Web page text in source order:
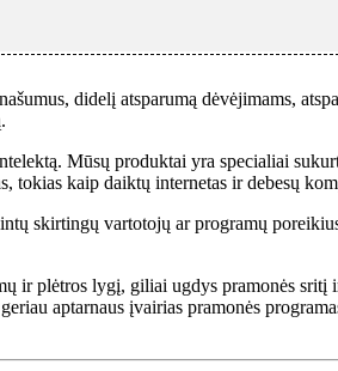
didelį atsparumą dėvėjimams,
Mūsų produktai yra specialiai
tokias kaip daiktų internetas ir debesų
skirtingų vartotojų ar programų
ir plėtros lygį, giliai ugdys pramonės sritį
aptarnaus įvairias pramonės